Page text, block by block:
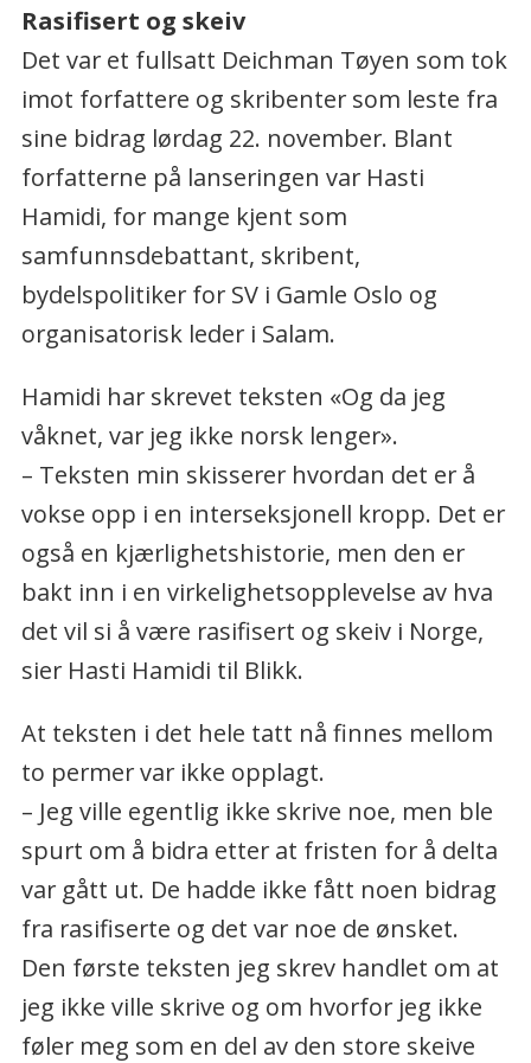
Rasifisert og skeiv
Det var et fullsatt Deichman Tøyen som tok
imot forfattere og skribenter som leste fra
sine bidrag lørdag 22. november. Blant
forfatterne på lanseringen var Hasti
Hamidi, for mange kjent som
samfunnsdebattant, skribent,
bydelspolitiker for SV i Gamle Oslo og
organisatorisk leder i Salam.
Hamidi har skrevet teksten «Og da jeg
våknet, var jeg ikke norsk lenger».
– Teksten min skisserer hvordan det er å
vokse opp i en interseksjonell kropp. Det er
også en kjærlighetshistorie, men den er
bakt inn i en virkelighetsopplevelse av hva
det vil si å være rasifisert og skeiv i Norge,
sier Hasti Hamidi til Blikk.
At teksten i det hele tatt nå finnes mellom
to permer var ikke opplagt.
– Jeg ville egentlig ikke skrive noe, men ble
spurt om å bidra etter at fristen for å delta
var gått ut. De hadde ikke fått noen bidrag
fra rasifiserte og det var noe de ønsket.
Den første teksten jeg skrev handlet om at
jeg ikke ville skrive og om hvorfor jeg ikke
føler meg som en del av den store skeive